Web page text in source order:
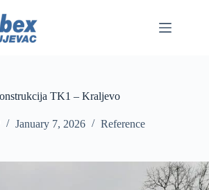
TK1 – Kraljevo
January 7, 2026 Reference